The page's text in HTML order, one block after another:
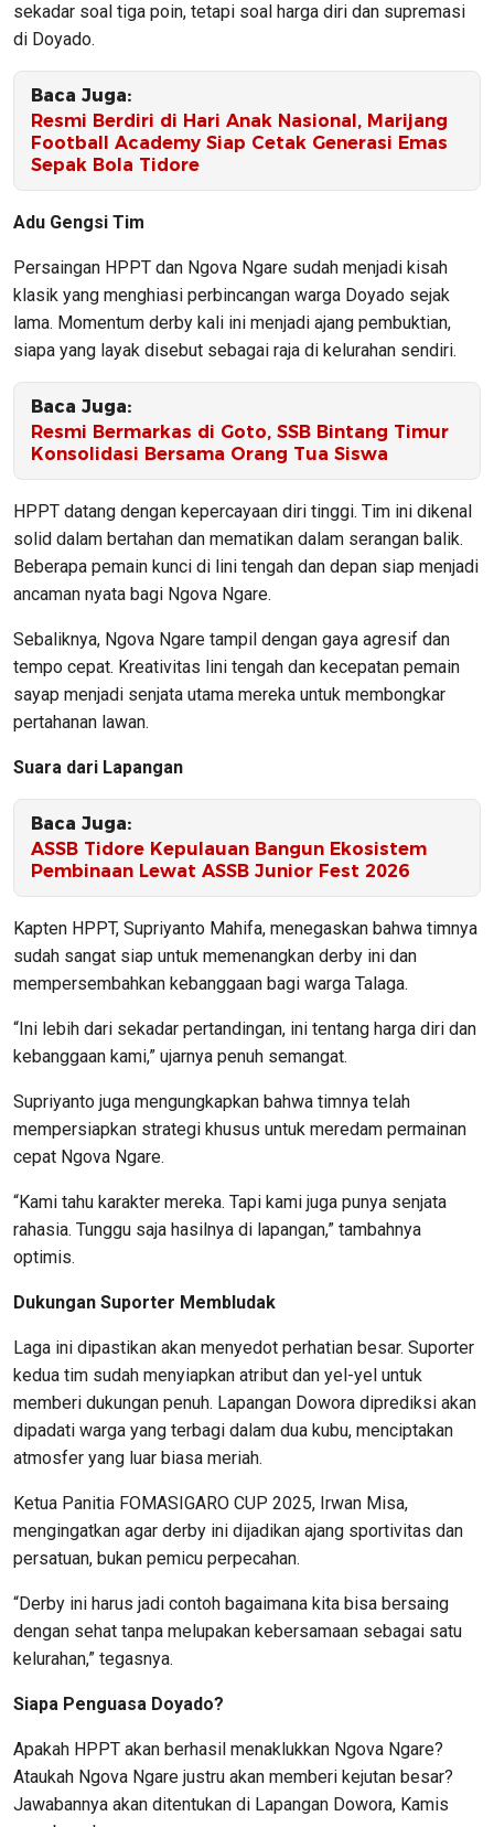
sekadar soal tiga poin, tetapi soal harga diri dan supremasi
di Doyado.
Baca Juga:
Resmi Berdiri di Hari Anak Nasional, Marijang
Football Academy Siap Cetak Generasi Emas
Sepak Bola Tidore
Adu Gengsi Tim
Persaingan HPPT dan Ngova Ngare sudah menjadi kisah
klasik yang menghiasi perbincangan warga Doyado sejak
lama. Momentum derby kali ini menjadi ajang pembuktian,
siapa yang layak disebut sebagai raja di kelurahan sendiri.
Baca Juga:
Resmi Bermarkas di Goto, SSB Bintang Timur
Konsolidasi Bersama Orang Tua Siswa
HPPT datang dengan kepercayaan diri tinggi. Tim ini dikenal
solid dalam bertahan dan mematikan dalam serangan balik.
Beberapa pemain kunci di lini tengah dan depan siap menjadi
ancaman nyata bagi Ngova Ngare.
Sebaliknya, Ngova Ngare tampil dengan gaya agresif dan
tempo cepat. Kreativitas lini tengah dan kecepatan pemain
sayap menjadi senjata utama mereka untuk membongkar
pertahanan lawan.
Suara dari Lapangan
Baca Juga:
ASSB Tidore Kepulauan Bangun Ekosistem
Pembinaan Lewat ASSB Junior Fest 2026
Kapten HPPT, Supriyanto Mahifa, menegaskan bahwa timnya
sudah sangat siap untuk memenangkan derby ini dan
mempersembahkan kebanggaan bagi warga Talaga.
“Ini lebih dari sekadar pertandingan, ini tentang harga diri dan
kebanggaan kami,” ujarnya penuh semangat.
Supriyanto juga mengungkapkan bahwa timnya telah
mempersiapkan strategi khusus untuk meredam permainan
cepat Ngova Ngare.
“Kami tahu karakter mereka. Tapi kami juga punya senjata
rahasia. Tunggu saja hasilnya di lapangan,” tambahnya
optimis.
Dukungan Suporter Membludak
Laga ini dipastikan akan menyedot perhatian besar. Suporter
kedua tim sudah menyiapkan atribut dan yel-yel untuk
memberi dukungan penuh. Lapangan Dowora diprediksi akan
dipadati warga yang terbagi dalam dua kubu, menciptakan
atmosfer yang luar biasa meriah.
Ketua Panitia FOMASIGARO CUP 2025, Irwan Misa,
mengingatkan agar derby ini dijadikan ajang sportivitas dan
persatuan, bukan pemicu perpecahan.
“Derby ini harus jadi contoh bagaimana kita bisa bersaing
dengan sehat tanpa melupakan kebersamaan sebagai satu
kelurahan,” tegasnya.
Siapa Penguasa Doyado?
Apakah HPPT akan berhasil menaklukkan Ngova Ngare?
Ataukah Ngova Ngare justru akan memberi kejutan besar?
Jawabannya akan ditentukan di Lapangan Dowora, Kamis